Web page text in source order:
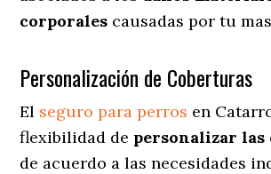
corporales causadas por tu
Personalización de Coberturas
El seguro para perros en
flexibilidad de personalizar las
de acuerdo a las necesidades